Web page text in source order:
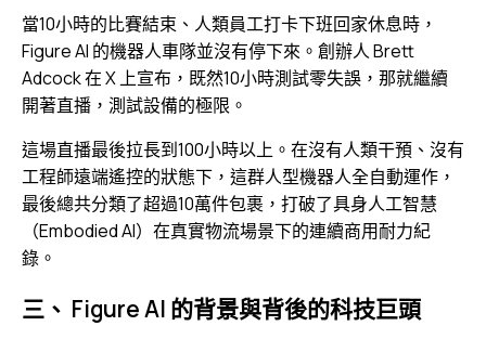
當10小時的比賽結束、人類員工打卡下班回家休息時，
Figure AI 的機器人車隊並沒有停下來。創辦人 Brett
Adcock 在 X 上宣布，既然10小時測試零失誤，那就繼續
開著直播，測試設備的極限。
這場直播最後拉長到100小時以上。在沒有人類干預、沒有
工程師遠端遙控的狀態下，這群人型機器人全自動運作，
最後總共分類了超過10萬件包裹，打破了具身人工智慧
（Embodied AI）在真實物流場景下的連續商用耐力紀
錄。
三、 Figure AI 的背景與背後的科技巨頭